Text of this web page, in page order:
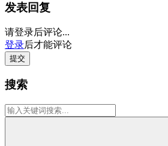
发表回复
请登录后评论...
登录后才能评论
提交
搜索